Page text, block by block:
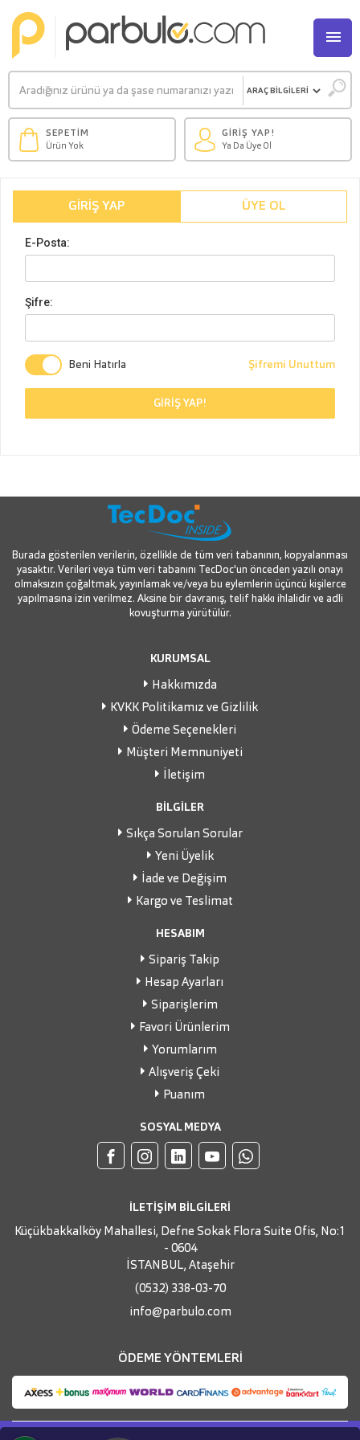
SEPETİM
Ürün Yok
GİRİŞ YAP!
Ya Da Üye Ol
GIRIŞ YAP ÜYE OL
E-Posta:
Şifre:
Beni Hatırla Şifremi Unuttum
GİRİŞ YAP!
Burada gösterilen verilerin, özellikle de tüm veri tabanının, kopyalanması
yasaktır. Verileri veya tüm veri tabanını TecDoc'un önceden yazılı onayı
olmaksızın çoğaltmak, yayınlamak ve/veya bu eylemlerin üçüncü kişilerce
yapılmasına izin verilmez. Aksine bir davranış, telif hakkı ihlalidir ve adli
kovuşturma yürütülür.
KURUMSAL
Hakkımızda
KVKK Politikamız ve Gizlilik
Ödeme Seçenekleri
Müşteri Memnuniyeti
İletişim
BİLGİLER
Sıkça Sorulan Sorular
Yeni Üyelik
İade ve Değişim
Kargo ve Teslimat
HESABIM
Sipariş Takip
Hesap Ayarları
Siparişlerim
Favori Ürünlerim
Yorumlarım
Alışveriş Çeki
Puanım
SOSYAL MEDYA
İLETİŞİM BİLGİLERİ
Küçükbakkalköy Mahallesi, Defne Sokak Flora Suite Ofis, No:1
- 0604
İSTANBUL, Ataşehir
(0532) 338-03-70
info@parbulo.com
ÖDEME YÖNTEMLERİ